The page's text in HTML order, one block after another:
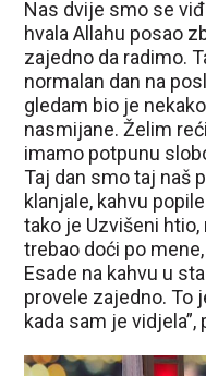
Nas dvije smo se
hvala Allahu posao
zajedno da radimo.
normalan dan na
gledam bio je
nasmijane. Želim
imamo potpunu
Taj dan smo taj naš
klanjale, kahvu
tako je Uzvišeni
trebao doći po
Esade na kahvu u
provele zajedno. To
kada sam je